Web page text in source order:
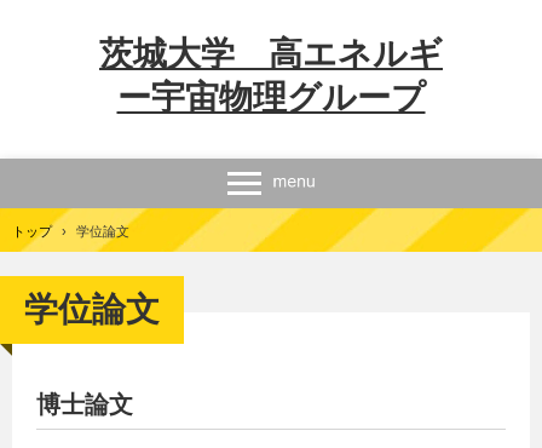
茨城大学 高エネルギ
ー宇宙物理グループ
トップ › 学位論文
学位論文
博士論文